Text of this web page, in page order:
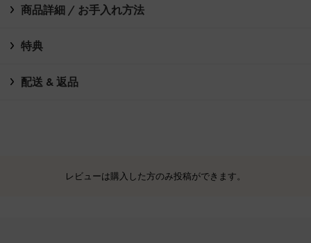
商品詳細 / お手入れ方法
特典
配送 & 返品
レビューは購入した方のみ投稿ができます。